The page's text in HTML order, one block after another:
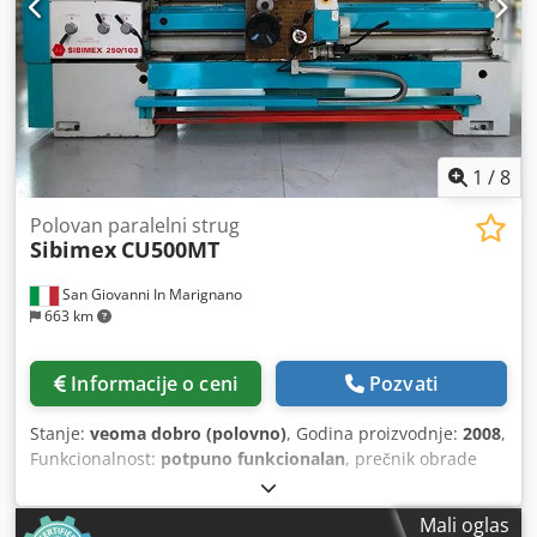
na ovoj stranici su prikupljene prema najboljem znanju i
savesti od nas i, koliko je moguće, od proizvođača.
Informacije su date u dobroj nameri, ali tačnost se ne
može garantovati. Prema tome, ne predstavljaju nikakvo
zastupanje niti ugovorne uslove. Preporučujemo da
proverite sve bitne detalje.
1 /8
San Giovanni In Marignano
663 km
Polovan paralelni strug
Sibimex CU500MT
Informacije o ceni Pozvati
Stanje: veoma dobro (polovno), Godina proizvodnje: 2008,
Funkcionalnost: potpuno funkcionalan, prečnik obrade
300 mm
prečnik obrteža iznad kliznog ležaja:500 mm, visina
Mali oglas